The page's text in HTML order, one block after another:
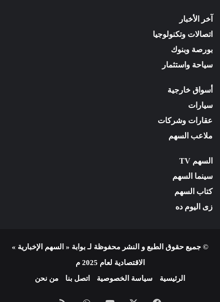
آخر الأخبار
اتصالات وتكنولوجيا
بورصة وبنوك
سياحة واستثمار
أسواق خارجية
سيارات
عقارات وشركات
ملاعب السهم
السهم TV
سينما السهم
كتاب السهم
زى اليوم ده
© جميع حقوق الطبع و النشر محفوظة لـ بوابة « السهم الإخبارية »
الاقتصادية لعام 2025 م
الرئيسية
سياسة الخصوصية اتصل بنا من نحن